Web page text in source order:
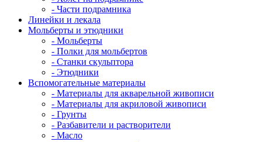
- Части подрамника
Линейки и лекала
Мольберты и этюдники
- Мольберты
- Полки для мольбертов
- Станки скульптора
- Этюдники
Вспомогательные материалы
- Материалы для акварельной живописи
- Материалы для акриловой живописи
- Грунты
- Разбавители и растворители
- Масло